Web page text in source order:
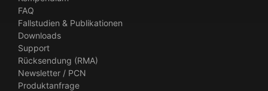
FAQ
Fallstudien & Publikationen
Downloads
Support
Rücksendung (RMA)
Newsletter / PCN
Produktanfrage